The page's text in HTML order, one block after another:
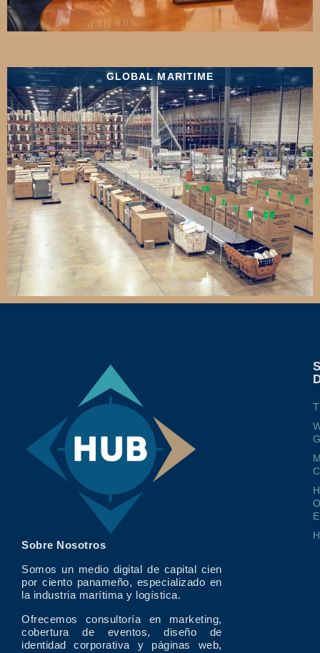
GLOBAL MARITIME
Sobre Nosotros
Somos un medio digital de capital cien
por ciento panameño, especializado en
la industria marítima y logística.
Ofrecemos consultoría en marketing,
cobertura de eventos, diseño de
identidad corporativa y páginas web,